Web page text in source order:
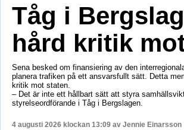
Tåg i
hård kritik
Sena besked om finansiering av den
planera trafiken på ett ansvarsfullt sätt. Detta
kritik mot staten.
– Det är inte ett hållbart sätt att styra
styrelseordförande i Tåg i Bergslagen.
4 augusti 2026 klockan 13:09 av Jennie Einarsson